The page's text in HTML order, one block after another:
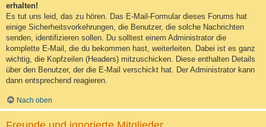
erhalten!
Es tut uns leid, das zu hören. Das E-Mail-Formular dieses Forums hat
einige Sicherheitsvorkehrungen, die Benutzer, die solche Nachrichten
senden, identifizieren sollen. Du solltest einem Administrator die
komplette E-Mail, die du bekommen hast, weiterleiten. Dabei ist es ganz
wichtig, die Kopfzeilen (Headers) mitzuschicken. Diese enthalten Details
über den Benutzer, der die E-Mail verschickt hat. Der Administrator kann
dann entsprechend reagieren.
Nach oben